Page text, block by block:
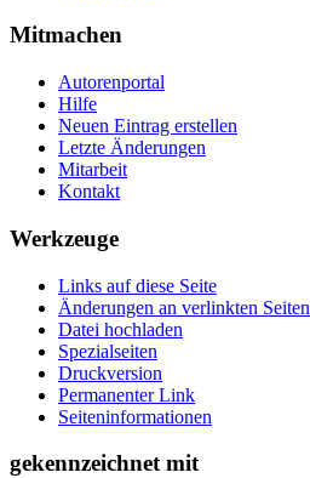
Mitmachen
Autorenportal
Hilfe
Neuen Eintrag erstellen
Letzte Änderungen
Mitarbeit
Kontakt
Werkzeuge
Links auf diese Seite
Änderungen an verlinkten Seiten
Datei hochladen
Spezialseiten
Druckversion
Permanenter Link
Seiten­­informationen
gekennzeichnet mit